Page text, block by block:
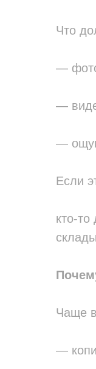
Что
—
—
—
Если
кто-
Чаще
—